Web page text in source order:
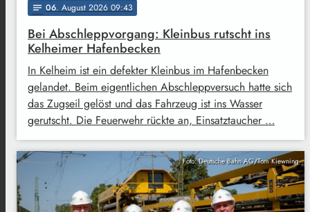
notes 06. August 2026 09:43
Bei Abschleppvorgang: Kleinbus rutscht ins
Kelheimer Hafenbecken
In Kelheim ist ein defekter Kleinbus im Hafenbecken
gelandet. Beim eigentlichen Abschleppversuch hatte sich
das Zugseil gelöst und das Fahrzeug ist ins Wasser
gerutscht. Die Feuerwehr rückte an, Einsatztaucher …
Foto: Deutsche Bahn AG/Tom Kiewning